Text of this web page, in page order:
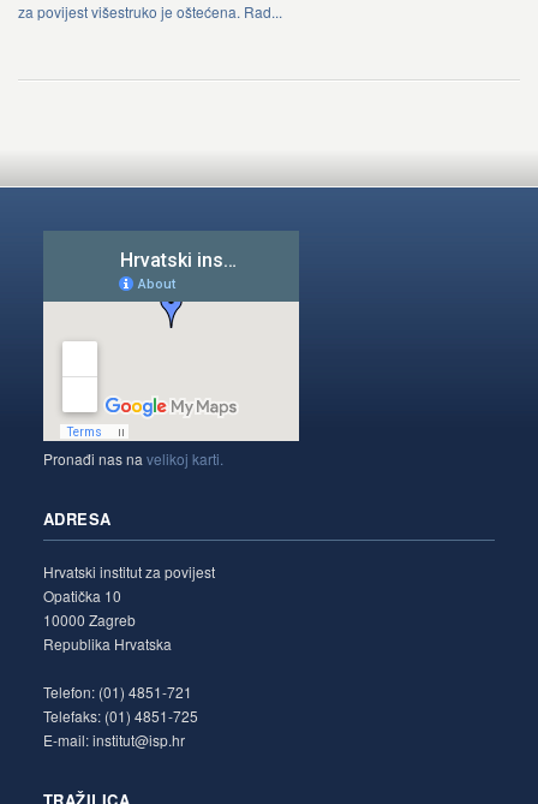
za povijest višestruko je oštećena. Rad...
Pronađi nas na velikoj karti.
ADRESA
Hrvatski institut za povijest
Opatička 10
10000 Zagreb
Republika Hrvatska
Telefon: (01) 4851-721
Telefaks: (01) 4851-725
E-mail: institut@isp.hr